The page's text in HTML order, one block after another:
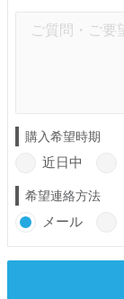
購入希望時期
近日中
希望連絡方法
メール